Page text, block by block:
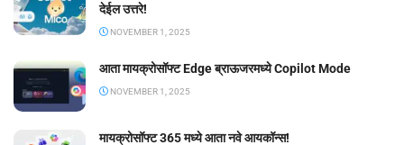
देईल उत्तरे!
NOVEMBER 1, 2025
आता मायक्रोसॉफ्ट Edge ब्राऊजरमध्ये Copilot Mode
NOVEMBER 1, 2025
मायक्रोसॉफ्ट 365 मध्ये आता नवे आयकॉन्स!